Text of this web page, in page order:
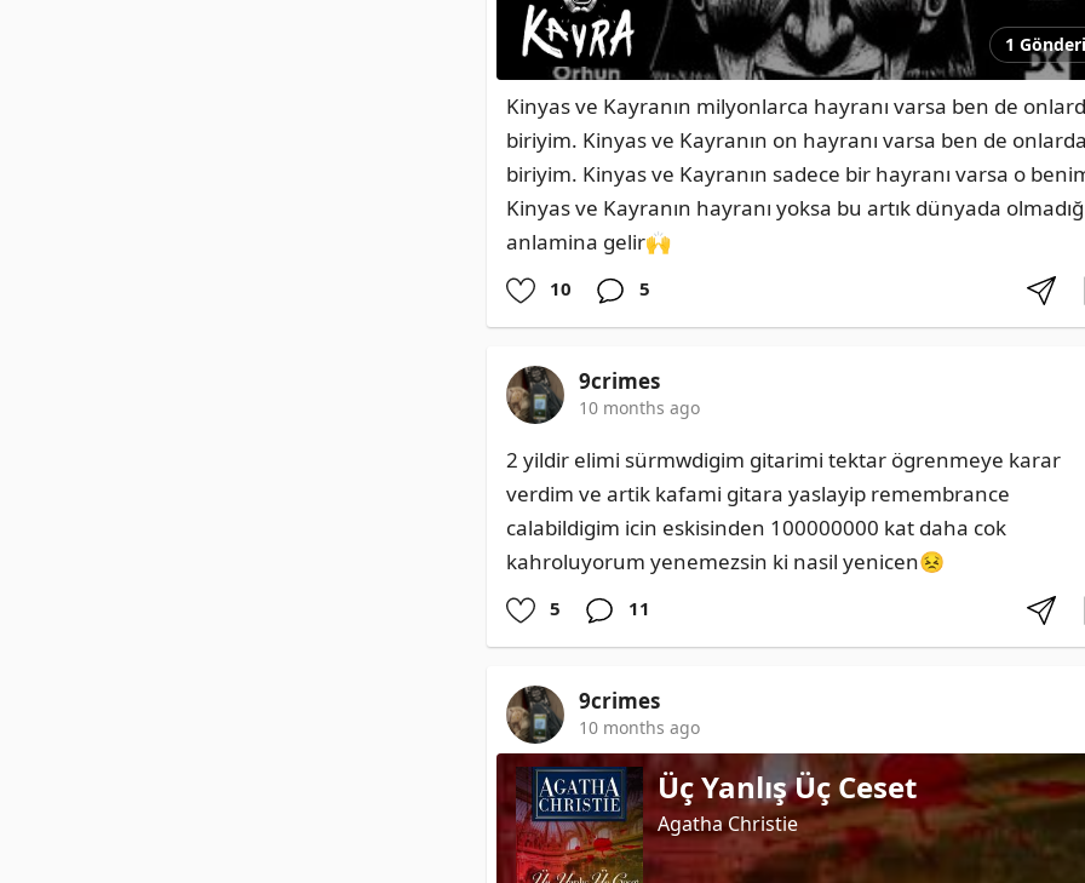
1 Gönderi
Kinyas ve Kayranın milyonlarca hayranı varsa ben de
biriyim. Kinyas ve Kayranın on hayranı varsa ben de
biriyim. Kinyas ve Kayranın sadece bir hayranı varsa o
Kinyas ve Kayranın hayranı yoksa bu artık dünyada
anlamina gelir🙌
10 5
9crimes
10 months ago
2 yildir elimi sürmwdigim gitarimi tektar ögrenmeye karar
verdim ve artik kafami gitara yaslayip remembrance
calabildigim icin eskisinden 100000000 kat daha cok
kahroluyorum yenemezsin ki nasil yenicen😣
5 11
9crimes
10 months ago
Üç Yanlış Üç Ceset
Agatha Christie